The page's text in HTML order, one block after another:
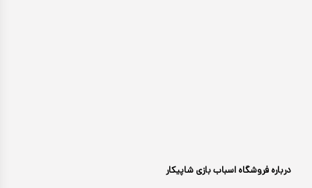
درباره فروشگاه اسباب بازی شاپیکار